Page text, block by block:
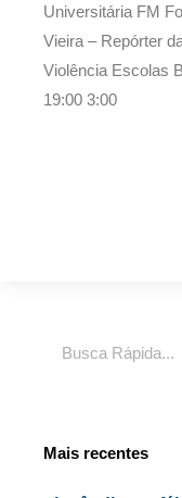
Universitária FM
Vieira – Repórter
Violência Escolas
19:00 3:00
Mais recentes